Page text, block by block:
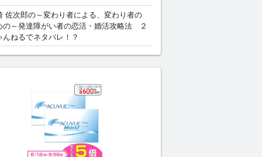
佐次郎の～変わり者による、変わり者の
の～発達障がい者の恋活・婚活攻略法 ２
んねるでネタバレ！？